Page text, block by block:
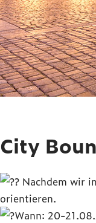
City
Nachdem wir
orientieren.
Wann: 20-